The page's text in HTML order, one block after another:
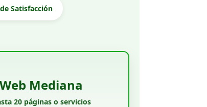
Satisfacción
Web Mediana
20 páginas o servicios